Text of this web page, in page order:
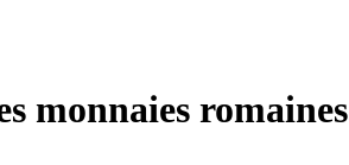
monnaies